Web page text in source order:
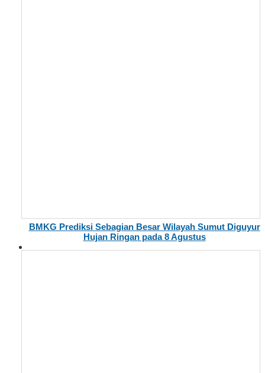
BMKG Prediksi Sebagian Besar Wilayah Sumut Diguyur
Hujan Ringan pada 8 Agustus